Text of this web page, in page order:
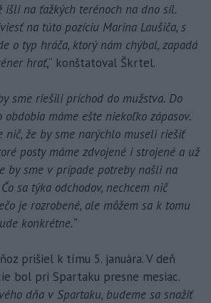
na ťažkých terénoch na dno síl.
na túto pozíciu Marina Laušiča, s
o typ hráča, ktorý nám chýbal, zapadá
hrať,“ konštatoval Škrtel.
sme riešili príchod do mužstva. Do
máme ešte niekoľko zápasov.
nič, že by sme narýchlo museli riešiť
posty máme zdvojené i strojené a už
by sme v prípade potreby našli na
sa týka odchodov, nechcem nič
je rozrobené, ale môžem sa k tomu
konkrétne.“
prišiel k tímu 5. januára. V deň
bol pri Spartaku presne mesiac.
dňa v Spartaku, budeme sa snažiť